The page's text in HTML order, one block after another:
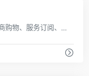
VMcard 国际预付卡™，适用于海外电商购物、服务订阅、账户注册、会员储值等场景